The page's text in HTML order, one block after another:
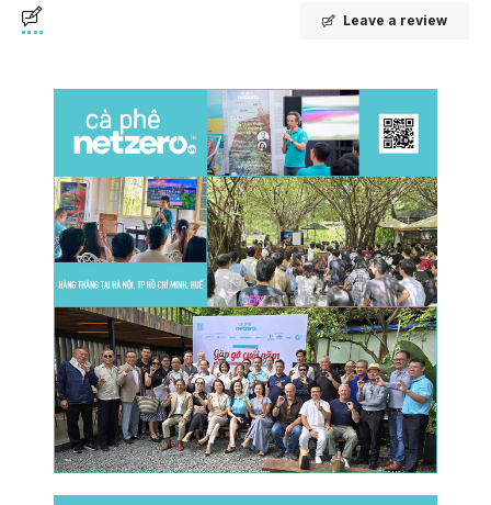
Leave a review